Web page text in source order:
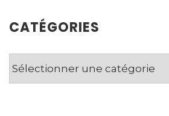
CATÉGORIES